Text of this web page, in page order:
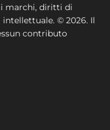
marchi, diritti di
© 2026. Il
contributo